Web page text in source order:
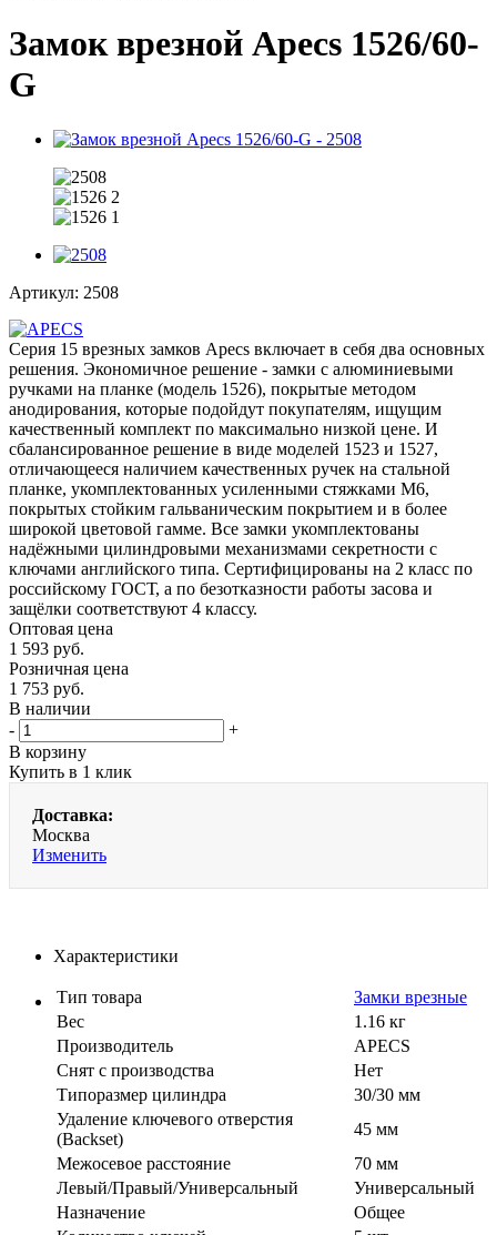
Замок врезной Apecs 1526/60-
G
Артикул: 2508
Серия 15 врезных замков Apecs включает в себя два основных
решения. Экономичное решение - замки с алюминиевыми
ручками на планке (модель 1526), покрытые методом
анодирования, которые подойдут покупателям, ищущим
качественный комплект по максимально низкой цене. И
сбалансированное решение в виде моделей 1523 и 1527,
отличающееся наличием качественных ручек на стальной
планке, укомплектованных усиленными стяжками M6,
покрытых стойким гальваническим покрытием и в более
широкой цветовой гамме. Все замки укомплектованы
надёжными цилиндровыми механизмами секретности с
ключами английского типа. Сертифицированы на 2 класс по
российскому ГОСТ, а по безотказности работы засова и
защёлки соответствуют 4 классу.
Оптовая цена
1 593 руб.
Розничная цена
1 753 руб.
В наличии
-
+
В корзину
Купить в 1 клик
Доставка:
Москва
Изменить
Характеристики
Тип товара
Замки врезные
Вес
1.16 кг
Производитель
APECS
Cнят с производства
Нет
Типоразмер цилиндра
30/30 мм
Удаление ключевого отверстия
(Backset)
45 мм
Межосевое расстояние
70 мм
Левый/Правый/Универсальный
Универсальный
Назначение
Общее